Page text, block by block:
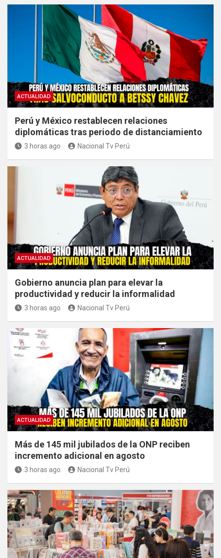
ACTUALIDAD
Perú y México restablecen relaciones
diplomáticas tras periodo de distanciamiento
3 horas ago Nacional Tv Perú
ACTUALIDAD
Gobierno anuncia plan para elevar la
productividad y reducir la informalidad
3 horas ago Nacional Tv Perú
ACTUALIDAD
Más de 145 mil jubilados de la ONP reciben
incremento adicional en agosto
3 horas ago Nacional Tv Perú